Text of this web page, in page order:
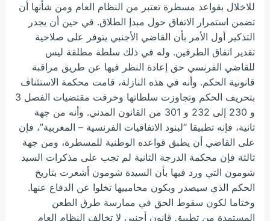
للاخلال بقواعد مسطرة تعتبر من النظام العام ومن شأنها أن
تضمن استمرار الاتفاق حول مبدإ الطلاق. في حين أن يجدر
التذكير أول الأمر بأن القاضي الأجنبي يتوفر على صلاحية
تقدير اتفاق الطرفين. وله في ذلك سلطة مطلقة ليس
للقاضي الفرنسي حق إعادة النظر فيها عن طريق مراقبة
قانونية الحكم. وأنه في هذه النازلة، قامت محكمة الاستئناف
بتحريف الحكم وتجاوزت سلطاتها وخرقت مقتضيات الفصل 3
و 230 إلى 232 و 301 من القانون المدني. وأنه من جهة
ثانية، فإنه تطبيقا “لبنود الاتفاقيات الفرنسية – المغربية”، فإن
على القاضي أن يطبق قواعده الوطنية للمسطرة، ومن جهة
ثالثة فإن محكمة الدرجة الثانية لم تجب على مذكرات السيد
شومون التي ورد فيها بأن السيدة شومون أشعرت بتاريخ
الحكم الذي سيصدر وبكون محامييها تخلوا عن الدفاع عنها.
وختاما لكون سقوط الحق في ممارسة طرق الطعن
المستمدة من تطبيق قانون أجنبي لا تخالف النظام العام